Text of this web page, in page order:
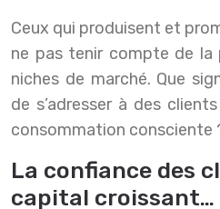
Ceux qui produisent et
ne pas tenir compte de la
niches de marché. Que
de s’adresser à des
consommation consciente
La confiance des
capital croissant…